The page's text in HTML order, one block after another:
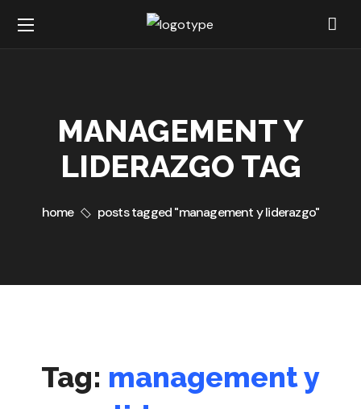
MANAGEMENT Y
LIDERAZGO TAG
home posts tagged "management y liderazgo"
Tag: management y